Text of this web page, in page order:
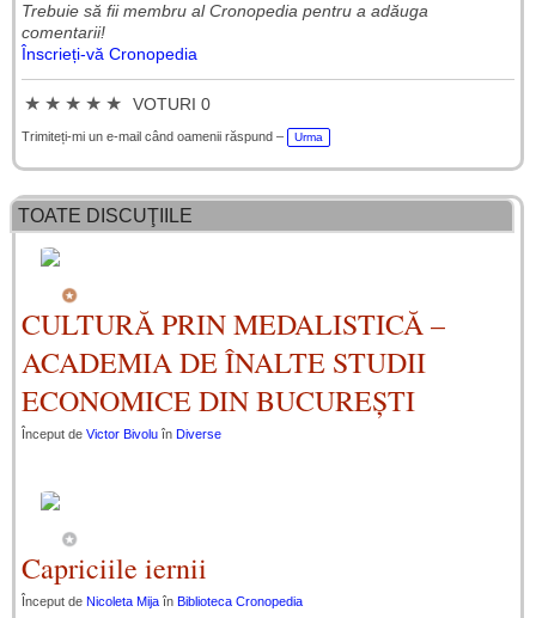
Trebuie să fii membru al Cronopedia ​​pentru a adăuga
comentarii!
Înscrieți-vă Cronopedia
★ ★ ★ ★ ★ VOTURI 0
Trimiteți-mi un e-mail când oamenii răspund – Urma
TOATE DISCUŢIILE
CULTURĂ PRIN MEDALISTICĂ –
ACADEMIA DE ÎNALTE STUDII
ECONOMICE DIN BUCUREȘTI
Început de Victor Bivolu în Diverse
Capriciile iernii
Început de Nicoleta Mija în Biblioteca Cronopedia